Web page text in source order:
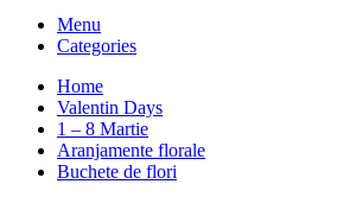
Menu
Categories
Home
Valentin Days
1 – 8 Martie
Aranjamente florale
Buchete de flori